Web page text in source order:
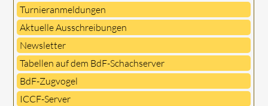
Turnieranmeldungen
Aktuelle Ausschreibungen
Newsletter
Tabellen auf dem BdF-Schachserver
BdF-Zugvogel
ICCF-Server